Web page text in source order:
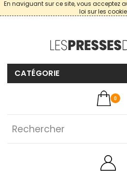
En naviguant sur ce site, vous acceptez
loi sur les
CATÉGORIE
0